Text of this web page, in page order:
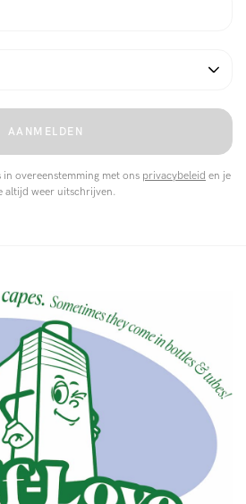
AANMELDEN
overeenstemming met ons privacybeleid en je
altijd weer uitschrijven.